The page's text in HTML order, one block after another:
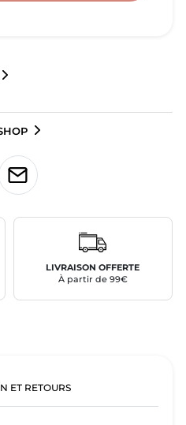
LIVRAISON OFFERTE
À partir de 99€
ET RETOURS